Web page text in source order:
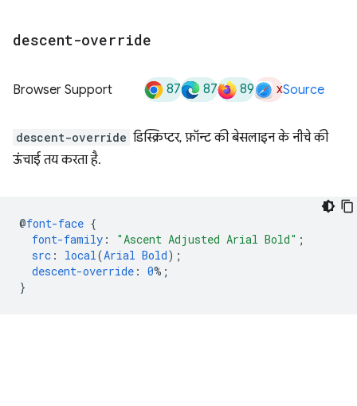
descent-override
Browser Support 87 87 89 xSource
descent-override डिस्क्रिप्टर, फ़ॉन्ट की बेसलाइन के नीचे की
ऊंचाई तय करता है.
@font-face {
font-family : "Ascent Adjusted Arial Bold" ;
src : local (Arial Bold);
descent-override : 0%;
}